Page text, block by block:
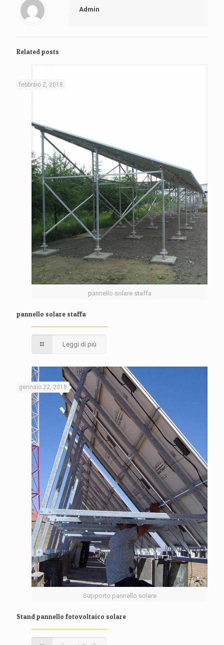
Admin
Related posts
pannello solare staffa
febbraio 2, 2018
pannello solare staffa
Leggi di più
Supporto pannello solare
gennaio 22, 2018
Stand pannello fotovoltaico solare